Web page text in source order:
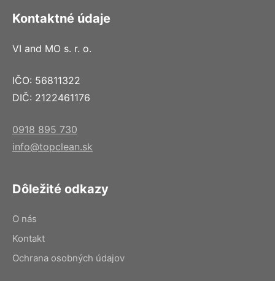
Kontaktné údaje
VI and MO s. r. o.
IČO: 56811322
DIČ: 2122461176
0918 895 730
info@topclean.sk
Dôležité odkazy
O nás
Kontakt
Ochrana osobných údajov